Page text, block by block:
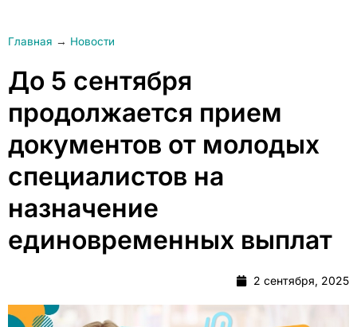
Главная → Новости
До 5 сентября
продолжается прием
документов от молодых
специалистов на
назначение
единовременных выплат
2 сентября, 2025